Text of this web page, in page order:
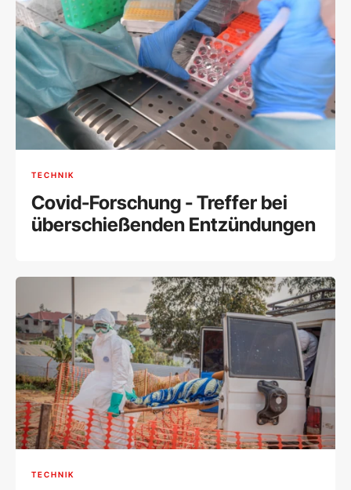
TECHNIK
Covid-Forschung - Treffer bei
überschießenden Entzündungen
TECHNIK